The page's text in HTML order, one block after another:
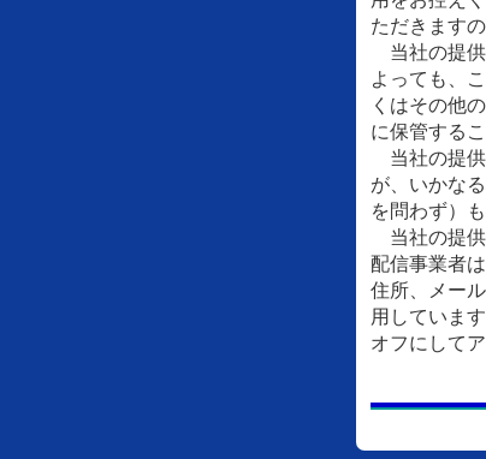
ただきます
当社の提供
よっても、
くはその他
に保管する
当社の提供
が、いかな
を問わず）
当社の提供
配信事業者
住所、メー
用していま
オフにして